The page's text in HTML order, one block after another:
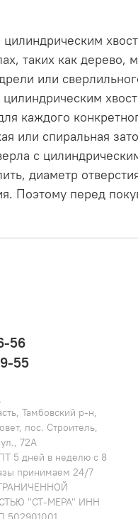
таких как дерево,
или
каждого
или спиральная
с
диаметр
Поэтому перед
56
55
Тамбовский р-н,
пос. Строитель,
72А
5 дней в неделю с 8
принимаем 24/7
"СТ-МЕРА" ИНН